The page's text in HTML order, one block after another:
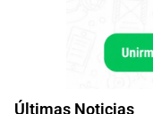
Últimas Noticias